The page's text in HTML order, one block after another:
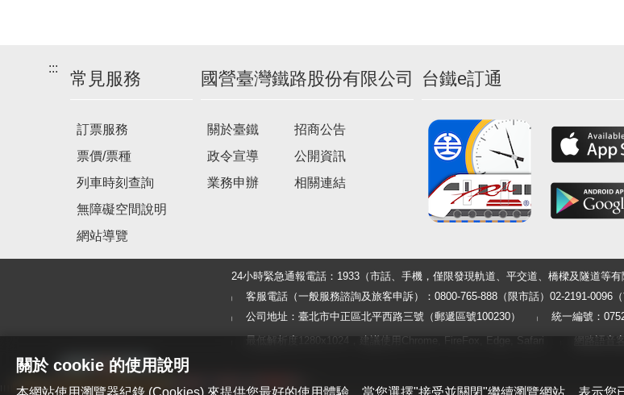
:::
常見服務
訂票服務
票價/票種
列車時刻查詢
無障礙空間說明
網站導覽
國營臺灣鐵路股份有限公司
關於臺鐵
政令宣導
業務申辦
招商公告
公開資訊
相關連結
台鐵e訂通
24小時緊急通報電話：1933（市話、手機，僅限發現軌道、平交道、橋樑及隧道等有
客服電話（一般服務諮詢及旅客申訴）：0800-765-888（限市話）02-2191-0096（
公司地址：臺北市中正區北平西路三號（郵遞區號100230）
統一編號：
最低解析度1280x1024，建議使用Chrome, FireFox, Edge, Safari
網路語音
關於 cookie 的使用說明
本網站使用瀏覽器紀錄 (Cookies) 來提供您最好的使用體驗。當您選擇"接受並關閉"繼續瀏覽網站，表示您